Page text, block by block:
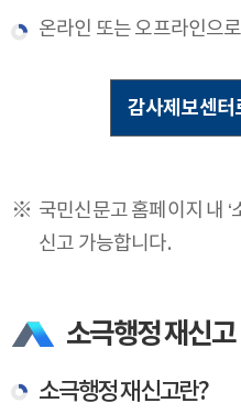
온라인 또는 오프라인으
감사제보센터
국민신문고 홈페이지 내
신고 가능합니다.
소극행정 재신고
소극행정 재신고란?